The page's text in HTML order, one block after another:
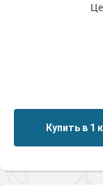
Купить в 1